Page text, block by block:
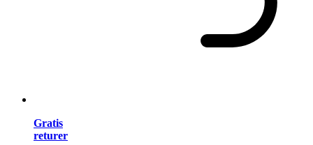
Gratis
returer